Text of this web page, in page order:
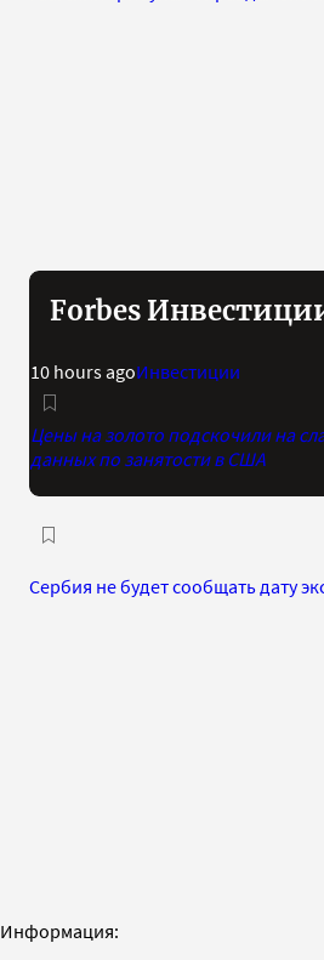
Forbes
10 hours agoИнвестиции
Цены на золото подскочили на
данных по занятости в США
Сербия не будет сообщать дату
Информация: